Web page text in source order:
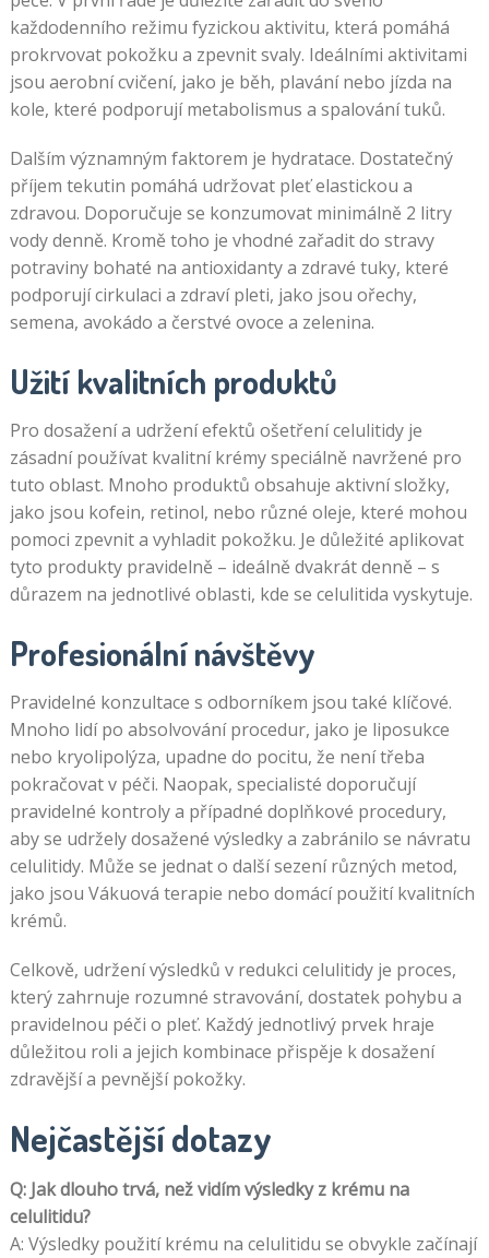
každodenního režimu fyzickou aktivitu, která pomáhá
prokrvovat pokožku a zpevnit svaly. Ideálními aktivitami
jsou aerobní cvičení, jako je běh, plavání nebo jízda na
kole, které podporují metabolismus a spalování tuků.
Dalším významným faktorem je hydratace. Dostatečný
příjem tekutin pomáhá udržovat pleť elastickou a
zdravou. Doporučuje se konzumovat minimálně 2 litry
vody denně. Kromě toho je vhodné zařadit do stravy
potraviny bohaté na antioxidanty a zdravé tuky, které
podporují cirkulaci a zdraví pleti, jako jsou ořechy,
semena, avokádo a čerstvé ovoce a zelenina.
Užití kvalitních produktů
Pro dosažení a udržení efektů ošetření celulitidy je
zásadní používat kvalitní krémy speciálně navržené pro
tuto oblast. Mnoho produktů obsahuje aktivní složky,
jako jsou kofein, retinol, nebo různé oleje, které mohou
pomoci zpevnit a vyhladit pokožku. Je důležité aplikovat
tyto produkty pravidelně – ideálně dvakrát denně – s
důrazem na jednotlivé oblasti, kde se celulitida vyskytuje.
Profesionální návštěvy
Pravidelné konzultace s odborníkem jsou také klíčové.
Mnoho lidí po absolvování procedur, jako je liposukce
nebo kryolipolýza, upadne do pocitu, že není třeba
pokračovat v péči. Naopak, specialisté doporučují
pravidelné kontroly a případné doplňkové procedury,
aby se udržely dosažené výsledky a zabránilo se návratu
celulitidy. Může se jednat o další sezení různých metod,
jako jsou Vákuová terapie nebo domácí použití kvalitních
krémů.
Celkově, udržení výsledků v redukci celulitidy je proces,
který zahrnuje rozumné stravování, dostatek pohybu a
pravidelnou péči o pleť. Každý jednotlivý prvek hraje
důležitou roli a jejich kombinace přispěje k dosažení
zdravější a pevnější pokožky.
Nejčastější dotazy
Q: Jak dlouho trvá, než vidím výsledky z krému na
celulitidu?
A: Výsledky použití krému na celulitidu se obvykle začínají